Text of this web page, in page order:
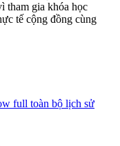
tham gia khóa học
tế cộng đồng cùng